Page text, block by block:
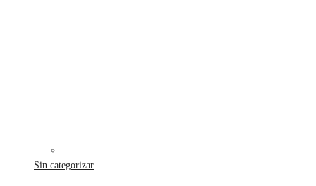
Sin categorizar